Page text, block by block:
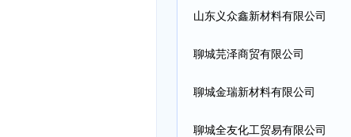
山东义众鑫新材料有限公司
聊城芫泽商贸有限公司
聊城金瑞新材料有限公司
聊城全友化工贸易有限公司